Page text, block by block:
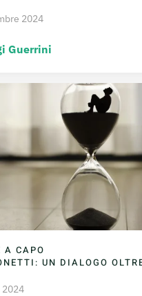
2024
Guerrini
A CAPO
UN DIALOGO
2024